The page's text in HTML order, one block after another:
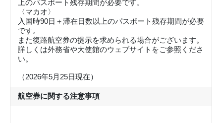
上のパスポート残存期間が必要です。
〈マカオ〉
入国時90日＋滞在日数以上のパスポート残存期間が必要
です。
また復路航空券の提示を求められる場合がございます。
詳しくは外務省や大使館のウェブサイトをご参照くださ
い。
（2026年5月25日現在）
航空券に関する注意事項